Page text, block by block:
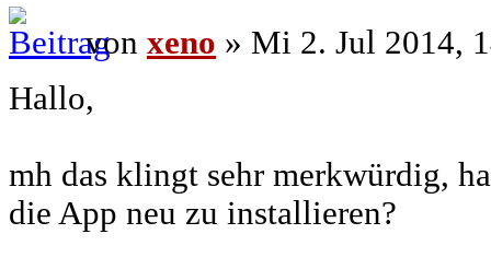
von xeno » Mi 2. Jul 2014,
Hallo,
mh das klingt sehr merkwürdig,
die App neu zu installieren?